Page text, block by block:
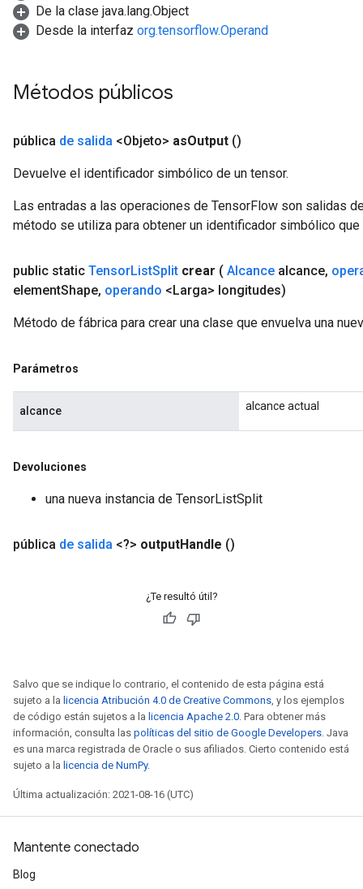
De la clase java.lang.Object
Desde la interfaz org.tensorflow.Operand
Métodos públicos
pública de salida <Objeto> asOutput ()
Devuelve el identificador simbólico de un tensor.
Las entradas a las operaciones de TensorFlow son salidas
método se utiliza para obtener un identificador simbólico
public static TensorListSplit crear ( Alcance alcance,
elementShape, operando <Larga> longitudes)
Método de fábrica para crear una clase que envuelva una
Parámetros
alcance alcance actual
Devoluciones
una nueva instancia de TensorListSplit
pública de salida <?> outputHandle ()
¿Te resultó útil?
Salvo que se indique lo contrario, el contenido de esta página está
sujeto a la licencia Atribución 4.0 de Creative Commons, y los ejemplos
de código están sujetos a la licencia Apache 2.0. Para obtener más
información, consulta las políticas del sitio de Google Developers. Java
es una marca registrada de Oracle o sus afiliados. Cierto contenido está
sujeto a la licencia de NumPy.
Última actualización: 2021-08-16 (UTC)
Mantente conectado
Blog